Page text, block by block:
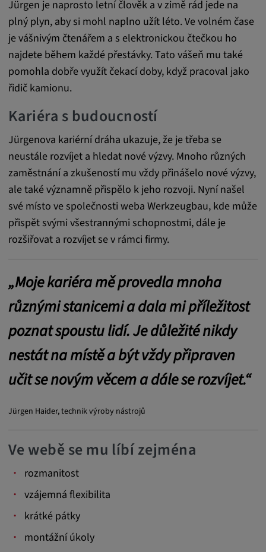
Jürgen je naprosto letní člověk a v zimě rád jede na
plný plyn, aby si mohl naplno užít léto. Ve volném čase
je vášnivým čtenářem a s elektronickou čtečkou ho
najdete během každé přestávky. Tato vášeň mu také
pomohla dobře využít čekací doby, když pracoval jako
řidič kamionu.
Kariéra s budoucností
Jürgenova kariérní dráha ukazuje, že je třeba se
neustále rozvíjet a hledat nové výzvy. Mnoho různých
zaměstnání a zkušeností mu vždy přinášelo nové výzvy,
ale také významně přispělo k jeho rozvoji. Nyní našel
své místo ve společnosti weba Werkzeugbau, kde může
přispět svými všestrannými schopnostmi, dále je
rozšiřovat a rozvíjet se v rámci firmy.
„Moje kariéra mě provedla mnoha
různými stanicemi a dala mi příležitost
poznat spoustu lidí. Je důležité nikdy
nestát na místě a být vždy připraven
učit se novým věcem a dále se rozvíjet.“
Jürgen Haider, technik výroby nástrojů
Ve webě se mu líbí zejména
rozmanitost
vzájemná flexibilita
krátké pátky
montážní úkoly